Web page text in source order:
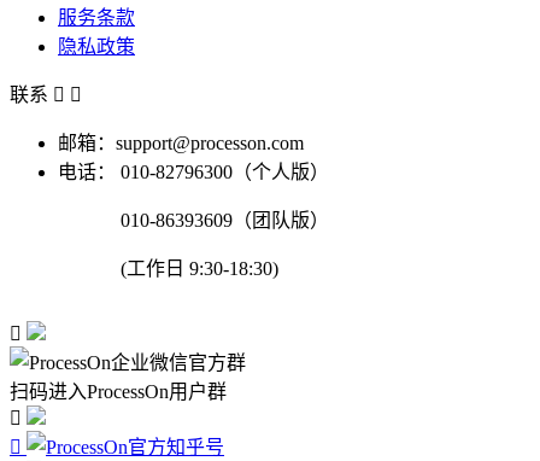
服务条款
隐私政策
联系  
邮箱：support@processon.com
电话：
010-82796300（个人版）
010-86393609（团队版）
(工作日 9:30-18:30)

扫码进入ProcessOn用户群

